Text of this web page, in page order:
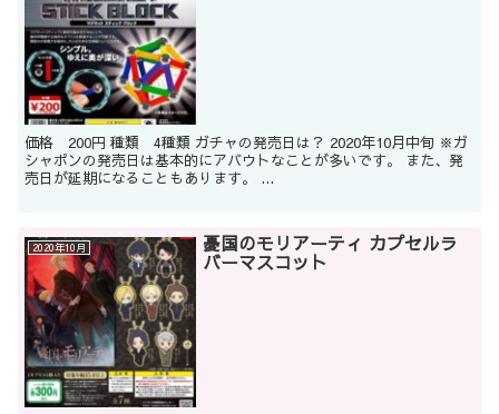
価格 200円 種類 4種類 ガチャの発売日は？ 2020年10月中旬 ※ガ
シャポンの発売日は基本的にアバウトなことが多いです。 また、発
売日が延期になることもあります。 ...
2020年10月 憂国のモリアーティ カプセルラ
バーマスコット